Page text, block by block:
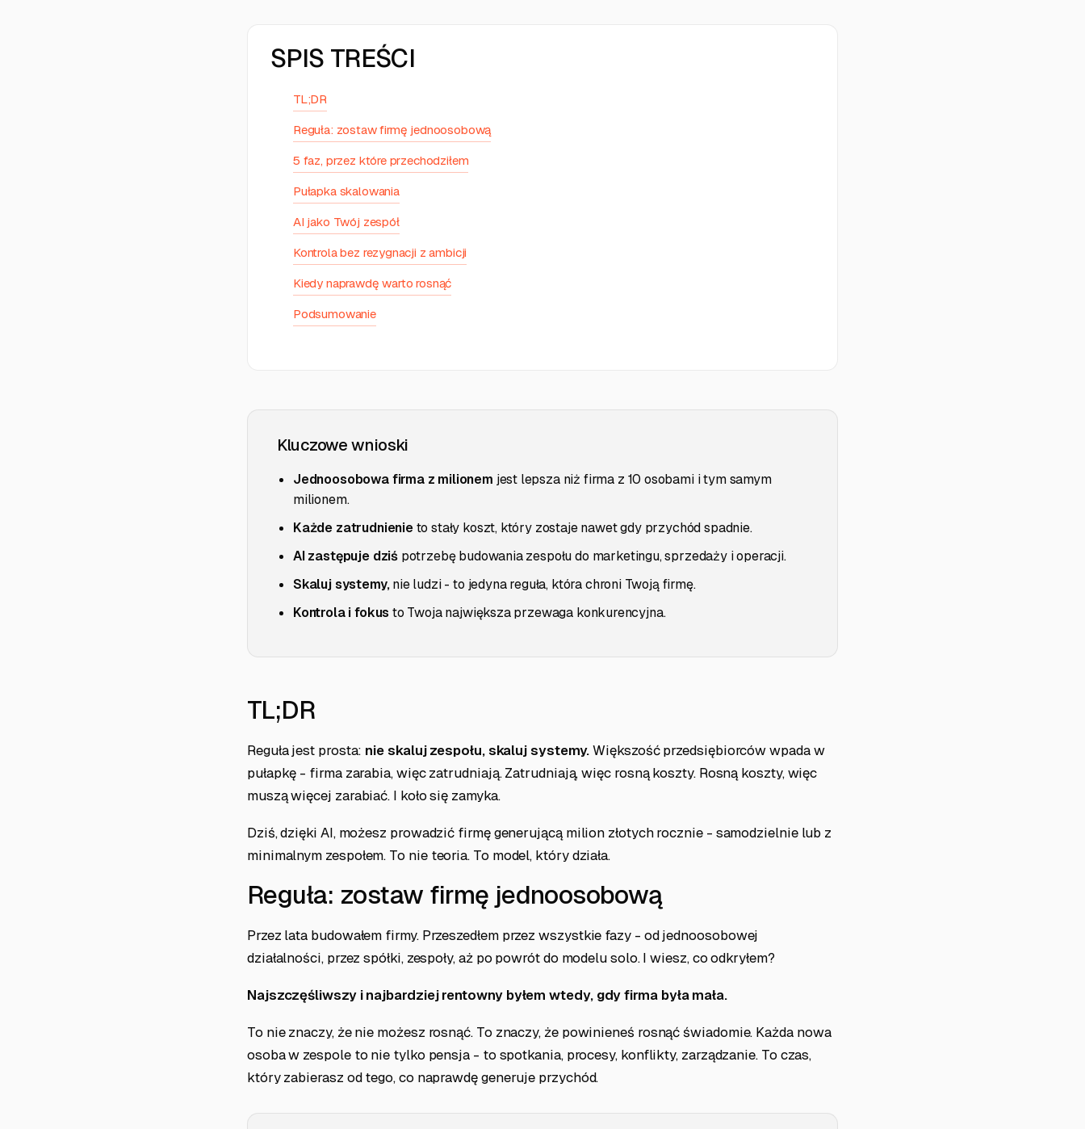
SPIS TREŚCI
TL;DR
Reguła: zostaw firmę jednoosobową
5 faz, przez które przechodziłem
Pułapka skalowania
AI jako Twój zespół
Kontrola bez rezygnacji z ambicji
Kiedy naprawdę warto rosnąć
Podsumowanie
Kluczowe wnioski
Jednoosobowa firma z milionem jest lepsza niż firma z 10 osobami i tym samym
milionem.
Każde zatrudnienieto stały koszt, który zostaje nawet gdy przychód spadnie.
AI zastępuje dziś potrzebę budowania zespołu do marketingu, sprzedaży i operacji.
Skaluj systemy,nie ludzi - to jedyna reguła, która chroni Twoją firmę.
Kontrola i fokus to Twoja największa przewaga konkurencyjna.
TL;DR
Reguła jest prosta: nie skaluj zespołu, skaluj systemy.Większość przedsiębiorców wpada w
pułapkę - firma zarabia, więc zatrudniają. Zatrudniają, więc rosną koszty. Rosną koszty, więc
muszą więcej zarabiać. I koło się zamyka.
Dziś, dzięki AI, możesz prowadzić firmę generującą milion złotych rocznie - samodzielnie lub z
minimalnym zespołem. To nie teoria. To model, który działa.
Reguła: zostaw firmę jednoosobową
Przez lata budowałem firmy. Przeszedłem przez wszystkie fazy - od jednoosobowej
działalności, przez spółki, zespoły, aż po powrót do modelu solo. I wiesz, co odkryłem?
Najszczęśliwszy i najbardziej rentowny byłem wtedy, gdy firma była mała.
To nie znaczy, że nie możesz rosnąć. To znaczy, że powinieneś rosnąć świadomie. Każda nowa
osoba w zespole to nie tylko pensja - to spotkania, procesy, konflikty, zarządzanie. To czas,
który zabierasz od tego, co naprawdę generuje przychód.